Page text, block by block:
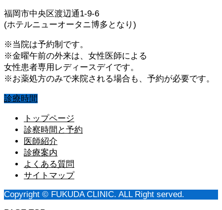
福岡市中央区渡辺通1-9-6
(ホテルニューオータニ博多となり)
※当院は予約制です。
※金曜午前の外来は、女性医師による
女性患者専用レディースデイです。
※お薬処方のみで来院される場合も、予約が必要です。
診療時間
トップページ
診察時間と予約
医師紹介
診療案内
よくある質問
サイトマップ
Copyright © FUKUDA CLINIC. ALL Right served.